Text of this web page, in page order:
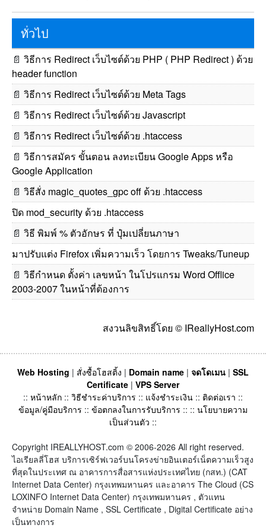
ทั่วไป
📄 วิธีการ Redirect เว็บไซต์ด้วย PHP ( PHP Redirect ) ด้วย
header function
📄 วิธีการ Redirect เว็บไซต์ด้วย Meta Tags
📄 วิธีการ Redirect เว็บไซต์ด้วย Javascript
📄 วิธีการ Redirect เว็บไซต์ด้วย .htaccess
📄 วิธีการสมัคร ขั้นตอน ลงทะเบียน Google Apps หรือ
Google Application
📄 วิธีสั่ง magic_quotes_gpc off ด้วย .htaccess
ปิด mod_security ด้วย .htaccess
📄 วิธี พิมพ์ % ตัวอักษร ที่ ปุ๋มเปลี่ยนภาษา
มาปรับแต่ง Firefox เพิ่มความเร็ว โดยการ Tweaks/Tuneup
📄 วิธีกำหนด ตั้งค่า เลขหน้า ในโปรแกรม Word Offlice
2003-2007 ในหน้าที่ต้องการ
สงวนลิขสิทธิ์โดย © IReallyHost.com
Web Hosting | สั่งซื้อโฮสติ้ง | Domain name | จดโดเมน | SSL
Certificate | VPS Server
:: หน้าหลัก :: วิธีชำระค่าบริการ :: แจ้งชำระเงิน :: ติดต่อเรา ::
ข้อมูล/คู่มือบริการ :: ข้อตกลงในการรับบริการ :: :: นโยบายความ
เป็นส่วนตัว ::
Copyright IREALLYHOST.com © 2006-2026 All right reserved.
ไอเรียลลี่โฮส บริการเซิร์ฟเวอร์บนโครงข่ายอินเตอร์เน็ตความเร็วสูง
ที่สุดในประเทศ ณ อาคารการสื่อสารแห่งประเทศไทย (กสท.) (CAT
Internet Data Center) กรุงเทพมหานคร และอาคาร The Cloud (CS
LOXINFO Internet Data Center) กรุงเทพมหานคร , ตัวแทน
จำหน่าย Domain Name , SSL Certificate , Digital Certificate อย่าง
เป็นทางการ